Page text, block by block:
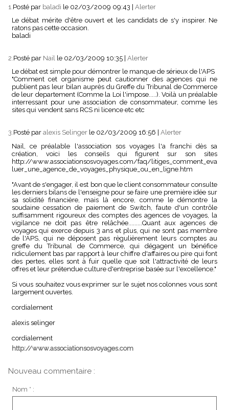
1. Posté par baladi le 02/03/2009 09:43 | Alerter
Le débat mérite d'être ouvert et les candidats de s'y inspirer. Ne
ratons pas cette occasion.
baladi
2. Posté par Nail le 02/03/2009 10:35 | Alerter
Le débat est simple pour démontrer le manque de sérieux de l'APS
"Comment cet organisme peut cautionner des agences qui ne
publient pas leur bilan auprès du Greffe du Tribunal de Commerce
de leur departement (Comme la Loi l'impose.....). Voilà un préalable
interressant pour une association de consommateur, comme les
sites qui vendent sans RCS ni licence etc etc
3. Posté par alexis Selinger le 02/03/2009 16:56
Alerter
Nail, ce préalable l'association sos voyages l'a franchi dès sa
création, voici les conseils qui figurent sur son sites
http://www.associationsosvoyages.com/faq/litiges_comment_eva
luer_une_agence_de_voyages_physique_ou_en_ligne.htm
"Avant de s'engager, il est bon que le client consommateur consulte
les derniers bilans de l'enseigne pour se faire une première idée sur
sa solidité financière, mais là encore, comme le démontre la
soudaine cessation de paiement de Switch, faute d'un contrôle
suffisamment rigoureux des comptes des agences de voyages, la
vigilance ne doit pas être relâchée.........Quant aux agences de
voyages qui exerce depuis 3 ans et plus, qui ne sont pas membre
de l'APS, qui ne déposent pas règulièrement leurs comptes au
greffe du Tribunal de Commerce, qui dégagent un bénéfice
ridiculement bas par rapport à leur chiffre d'affaires ou pire qui font
des pertes, elles sont à fuir quelle que soit l'attractivité de leurs
offres et leur prétendue culture d'entreprise basée sur l'excellence."
Si vous souhaitez vous exprimer sur le sujet nos colonnes vous sont
largement ouvertes.
cordialement
alexis selinger
cordialement
http://www.associationsosvoyages.com
Nouveau commentaire :
Nom * :